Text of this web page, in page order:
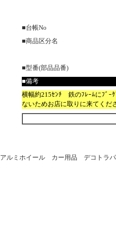
■台帳No
■商品区分名
■型番(部品品番)
■備考
横幅約215ｾﾝﾁ 鉄のﾌﾚｰﾑにﾌﾞ
ないためお店に取りに来てくだ
アルミホイール カー用品 デコトラ